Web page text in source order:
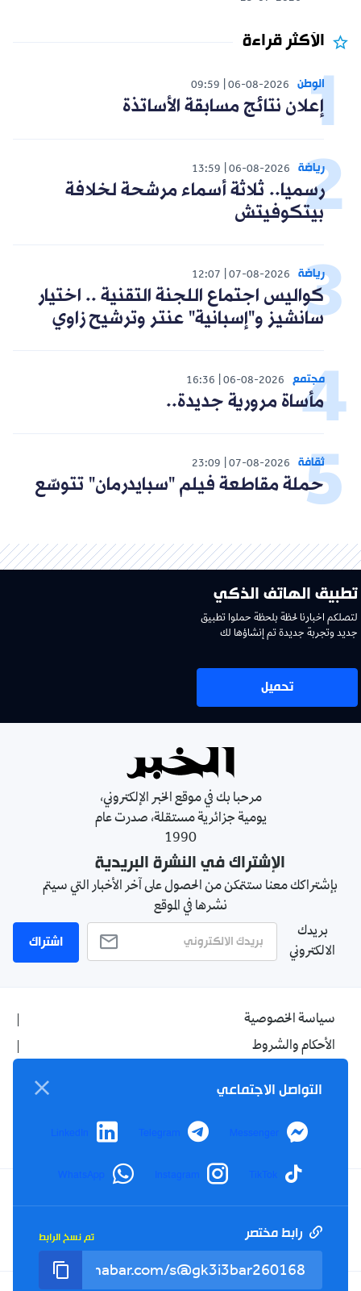
الأكثر قراءة
الوطن 06-08-2026
09:59
إعلان نتائج مسابقة الأساتذة
رياضة 06-08-2026
13:59
رسميا.. ثلاثة أسماء مرشحة لخلافة
بيتكوفيتش
رياضة 07-08-2026
12:07
كواليس اجتماع اللجنة التقنية .. اختيار
سانشيز و"إسبانية" عنتر وترشيح زاوي
مجتمع 06-08-2026
16:36
مأساة مرورية جديدة..
ثقافة 07-08-2026
23:09
حملة مقاطعة فيلم "سبايدرمان" تتوسّع
تطبيق الهاتف الذكي
لتصلكم اخبارنا لحظة بلحظة حملوا تطبيق
جديد وتجربة جديدة تم إنشاؤها لك
تحميل
مرحبا بك في موقع الخبر الإلكتروني،
يومية جزائرية مستقلة، صدرت عام
1990
الإشتراك في النشرة البريدية
بإشتراكك معنا ستتمكن من الحصول على آخر الأخبار التي سيتم
نشرها في الموقع
بريدك
الالكتروني
اشتراك
سياسة الخصوصية
الأحكام والشروط
اتصل بنا
من نحن
Facebook
YouTube
TikTok
Twitter
Tel : +213(0)023 31 69 04 - eMail :info@elkhabar.com
التواصل الاجتماعي
Messenger
Telegram
LinkedIn
TikTok
Instagram
WhatsApp
رابط مختصر تم نسخ الرابط